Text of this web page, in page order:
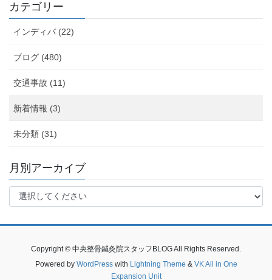
カテゴリー
インディバ (22)
ブログ (480)
交通事故 (11)
新着情報 (3)
未分類 (31)
月別アーカイブ
Copyright © 中央整骨鍼灸院スタッフBLOG All Rights Reserved.
Powered by WordPresswith Lightning Theme & VK All in One
Expansion Unit